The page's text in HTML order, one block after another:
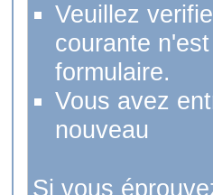
Veuillez
courante
formulaire.
Vous avez
nouveau
Si vous